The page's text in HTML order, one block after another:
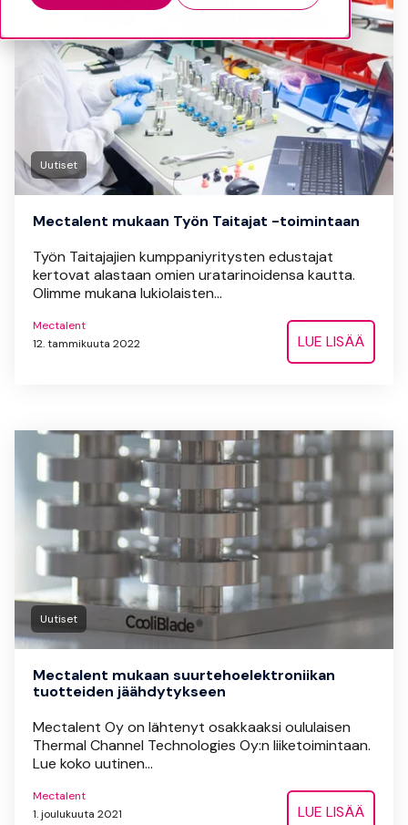
Uutiset
Mectalent mukaan Työn Taitajat -toimintaan
Työn Taitajajien kumppaniyritysten edustajat
kertovat alastaan omien uratarinoidensa kautta.
Olimme mukana lukiolaisten...
Mectalent
12. tammikuuta 2022
LUE LISÄÄ
Uutiset
Mectalent mukaan suurteho­­elektroniikan
tuotteiden jäähdytykseen
Mectalent Oy on lähtenyt osakkaaksi oululaisen
Thermal Channel Technologies Oy:n liiketoimintaan.
Lue koko uutinen...
Mectalent
1. joulukuuta 2021
LUE LISÄÄ